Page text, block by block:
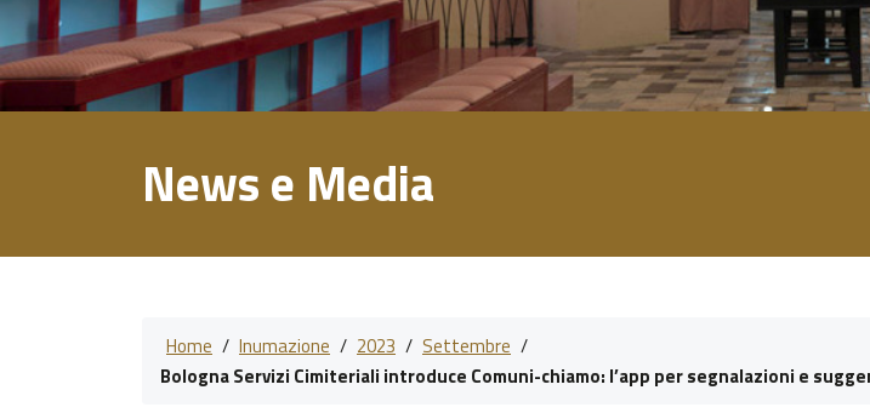
News e Media
Home / Inumazione / 2023 / Settembre /
Bologna Servizi Cimiteriali introduce Comuni-chiamo: l’app per segnalazioni e